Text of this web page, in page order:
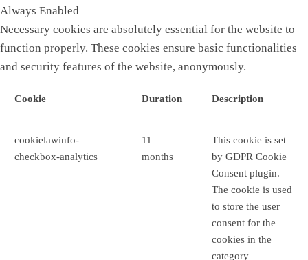
Always Enabled
Necessary cookies are absolutely essential for the website to
function properly. These cookies ensure basic functionalities
and security features of the website, anonymously.
Cookie Duration Description
cookielawinfo-
checkbox-analytics
11
months
This cookie is set
by GDPR Cookie
Consent plugin.
The cookie is used
to store the user
consent for the
cookies in the
category